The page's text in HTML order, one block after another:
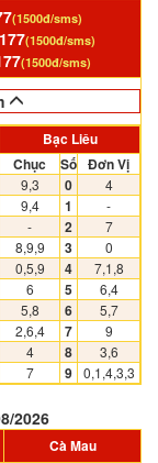
(1500đ/sms)
(1500đ/sms)
(1500đ/sms)
Bạc Liêu
Chục
Số Đơn Vị
9,3 0
4
9,4
1
-
-
2
7
8,9,9
3
0
0,5,9
4
7,1,8
6
5
6,4
5,8
6
5,7
2,6,4
7
9
4
8
3,6
7
9 0,1,4,3,3
2026
Cà Mau